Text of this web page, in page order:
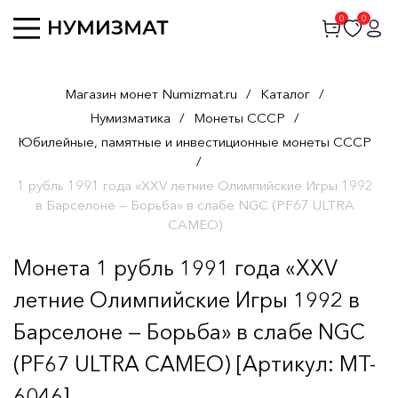
0 0
Магазин монет Numizmat.ru / Каталог /
Нумизматика / Монеты СССР /
Юбилейные, памятные и инвестиционные монеты СССР
/
1 рубль 1991 года «XXV летние Олимпийские Игры 1992
в Барселоне — Борьба» в слабе NGC (PF67 ULTRA
CAMEO)
Монета 1 рубль 1991 года «XXV
летние Олимпийские Игры 1992 в
Барселоне — Борьба» в слабе NGC
(PF67 ULTRA CAMEO) [Артикул: MT-